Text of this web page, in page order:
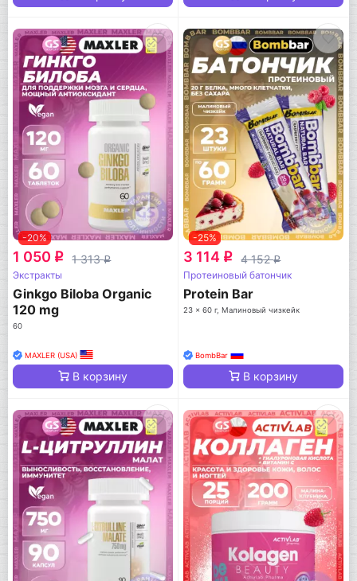
-20%
1 050 q 1 313q
Экстракты
Ginkgo Biloba Organic
120 mg
60
MAXLER (USA)
В корзину
-25%
3 114 q 4 152q
Протеиновый батончик
Protein Bar
23 x 60 г, Малиновый чизкейк
BombBar
В корзину